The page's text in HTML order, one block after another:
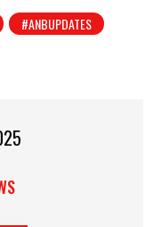
#ANBUPDATES